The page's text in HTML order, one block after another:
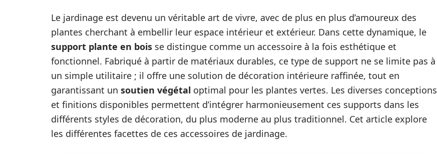
Le jardinage est devenu un véritable art de vivre, avec de plus en plus d’amoureux des
plantes cherchant à embellir leur espace intérieur et extérieur. Dans cette dynamique, le
support plante en bois se distingue comme un accessoire à la fois esthétique et
fonctionnel. Fabriqué à partir de matériaux durables, ce type de support ne se limite pas à
un simple utilitaire ; il offre une solution de décoration intérieure raffinée, tout en
garantissant un soutien végétal optimal pour les plantes vertes. Les diverses conceptions
et finitions disponibles permettent d’intégrer harmonieusement ces supports dans les
différents styles de décoration, du plus moderne au plus traditionnel. Cet article explore
les différentes facettes de ces accessoires de jardinage.